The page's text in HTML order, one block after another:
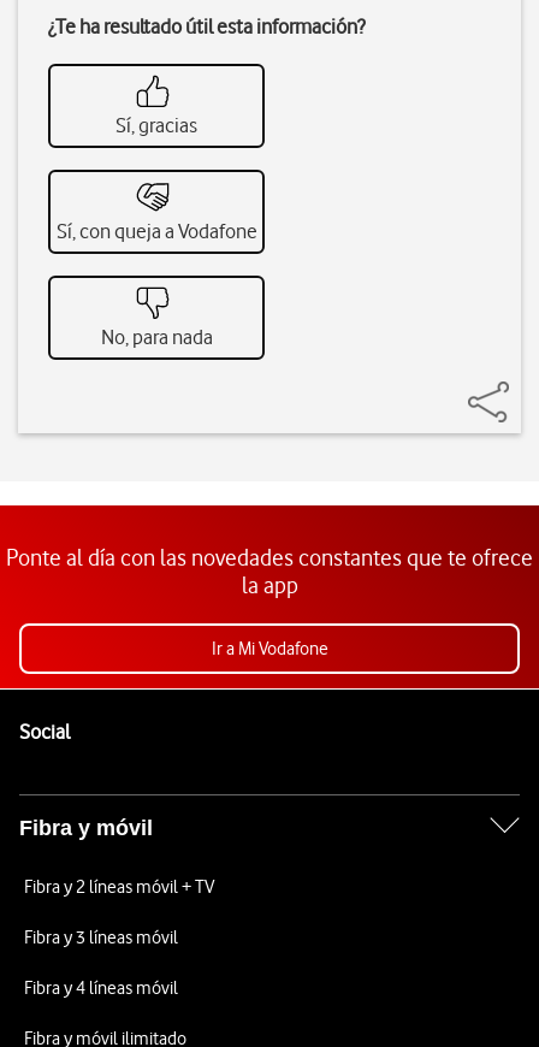
¿Te ha resultado útil esta información?
Sí, gracias
Sí, con queja a Vodafone
No, para nada
Ponte al día con las novedades constantes que te ofrece
la app
Ir a Mi Vodafone
SocialEnlaces a las redes sociales de Vodafone
Fibra y móvil
Fibra y 2 líneas móvil + TV
Fibra y 3 líneas móvil
Fibra y 4 líneas móvil
Fibra y móvil ilimitado